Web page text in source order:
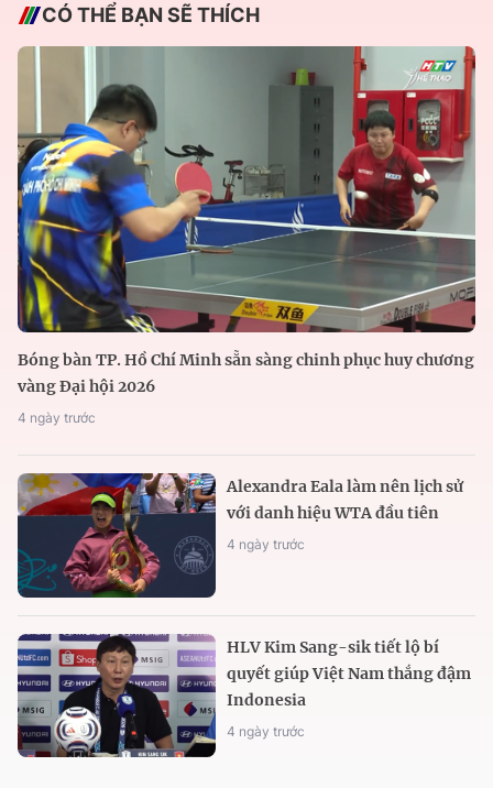
CÓ THỂ BẠN SẼ THÍCH
Bóng bàn TP. Hồ Chí Minh sẵn sàng chinh phục huy chương
vàng Đại hội 2026
4 ngày trước
Alexandra Eala làm nên lịch sử
với danh hiệu WTA đầu tiên
4 ngày trước
HLV Kim Sang-sik tiết lộ bí
quyết giúp Việt Nam thắng đậm
Indonesia
4 ngày trước